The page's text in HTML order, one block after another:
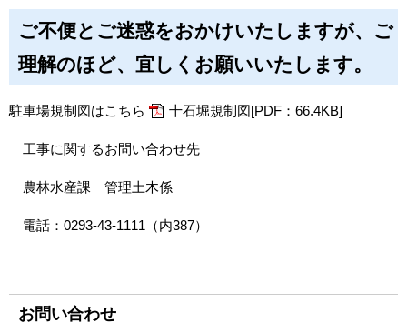
ご不便とご迷惑をおかけいたしますが、ご
理解のほど、宜しくお願いいたします。
駐車場規制図はこちら 十石堀規制図[PDF：66.4KB]
工事に関するお問い合わせ先
農林水産課 管理土木係
電話：0293-43-1111（内387）
お問い合わせ